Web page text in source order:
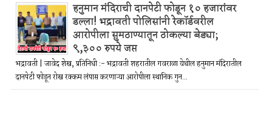
हनुमान मंदिराची दानपेटी फोडून १० हजारांवर
डल्ला! भद्रावती पोलिसांनी रेकॉर्डवरील
आरोपीला सुमठाण्यातून ठोकल्या बेड्या;
९,३०० रुपये जप्त
भद्रावती | जावेद शेख, प्रतिनिधी :- भद्रावती शहरातील गवराळा येथील हनुमान मंदिरातील
दानपेटी फोडून रोख रक्कम लंपास करणाऱ्या आरोपीला स्थानिक गुन...